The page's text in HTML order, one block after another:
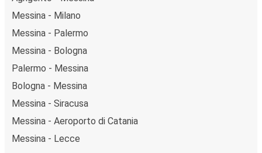
Messina - Milano
Messina - Palermo
Messina - Bologna
Palermo - Messina
Bologna - Messina
Messina - Siracusa
Messina - Aeroporto di Catania
Messina - Lecce